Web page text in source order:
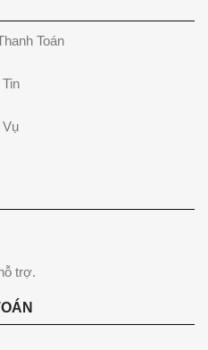
Toán
trợ.